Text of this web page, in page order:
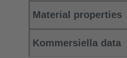
Material properties
Kommersiella data